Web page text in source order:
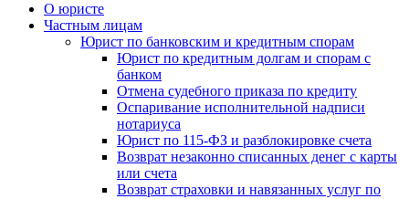
О юристе
Частным лицам
Юрист по банковским и кредитным спорам
Юрист по кредитным долгам и спорам с
банком
Отмена судебного приказа по кредиту
Оспаривание исполнительной надписи
нотариуса
Юрист по 115-ФЗ и разблокировке счета
Возврат незаконно списанных денег с карты
или счета
Возврат страховки и навязанных услуг по